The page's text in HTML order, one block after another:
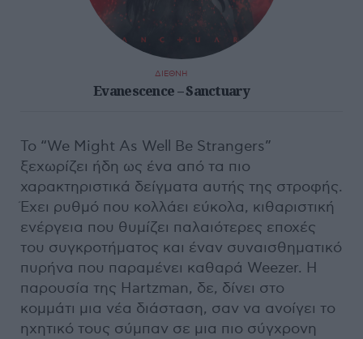
ΔΙΕΘΝΗ
Evanescence – Sanctuary
Το “We Might As Well Be Strangers”
ξεχωρίζει ήδη ως ένα από τα πιο
χαρακτηριστικά δείγματα αυτής της στροφής.
Έχει ρυθμό που κολλάει εύκολα, κιθαριστική
ενέργεια που θυμίζει παλαιότερες εποχές
του συγκροτήματος και έναν συναισθηματικό
πυρήνα που παραμένει καθαρά Weezer. Η
παρουσία της Hartzman, δε, δίνει στο
κομμάτι μια νέα διάσταση, σαν να ανοίγει το
ηχητικό τους σύμπαν σε μια πιο σύγχρονη